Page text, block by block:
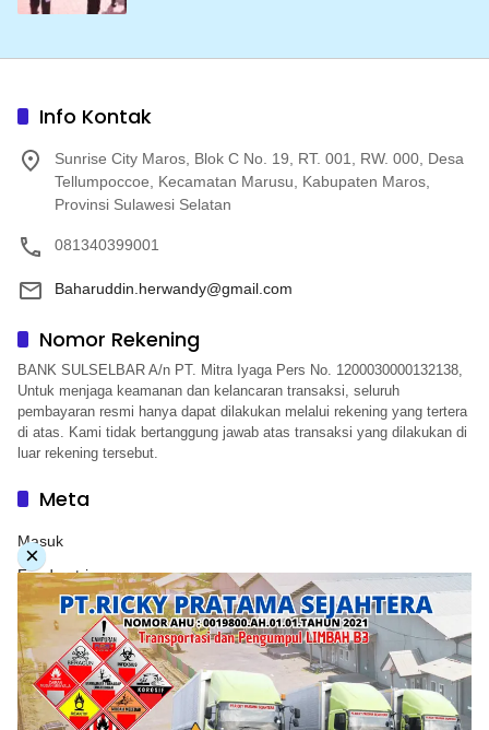
Info Kontak
Sunrise City Maros, Blok C No. 19, RT. 001, RW. 000, Desa
Tellumpoccoe, Kecamatan Marusu, Kabupaten Maros,
Provinsi Sulawesi Selatan
081340399001
Baharuddin.herwandy@gmail.com
Nomor Rekening
BANK SULSELBAR A/n PT. Mitra Iyaga Pers No. 1200030000132138,
Untuk menjaga keamanan dan kelancaran transaksi, seluruh
pembayaran resmi hanya dapat dilakukan melalui rekening yang tertera
di atas. Kami tidak bertanggung jawab atas transaksi yang dilakukan di
luar rekening tersebut.
Meta
Masuk
Feed entri
Feed komentar
WordPress.org
×